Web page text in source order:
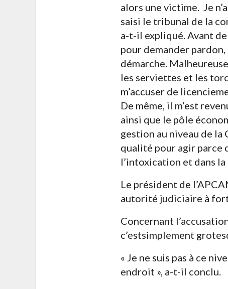
alors une victime. Je
saisi le tribunal de la
a-t-il expliqué. Avant
pour demander pardon,
démarche.
les serviettes et les
m’accuser de
De même, il m’est
ainsi que le pôle
gestion au niveau de la
qualité pour agir parce
l’intoxication et dans
Le président de
autorité judiciaire à
Concernant
c’estsimplement
« Je ne suis pas à ce
endroit », a-t-il conclu.